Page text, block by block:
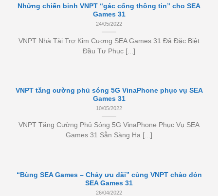
Những chiến binh VNPT “gác cổng thông tin” cho SEA
Games 31
24/05/2022
VNPT Nhà Tài Trợ Kim Cương SEA Games 31 Đã Đặc Biệt
Đầu Tư Phục [...]
VNPT tăng cường phủ sóng 5G VinaPhone phục vụ SEA
Games 31
10/05/2022
VNPT Tăng Cường Phủ Sóng 5G VinaPhone Phục Vụ SEA
Games 31 Sẵn Sàng Hạ [...]
“Bùng SEA Games – Cháy ưu đãi” cùng VNPT chào đón
SEA Games 31
26/04/2022